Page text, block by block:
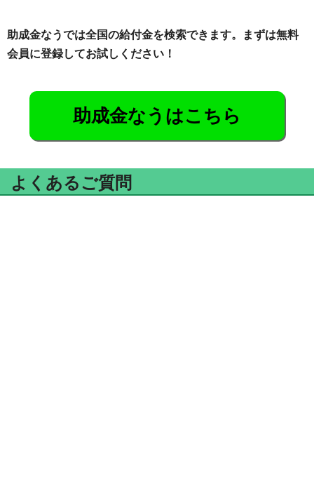
助成金なうでは全国の給付金を検索できます。まずは無料
会員に登録してお試しください！
助成金なうはこちら
よくあるご質問